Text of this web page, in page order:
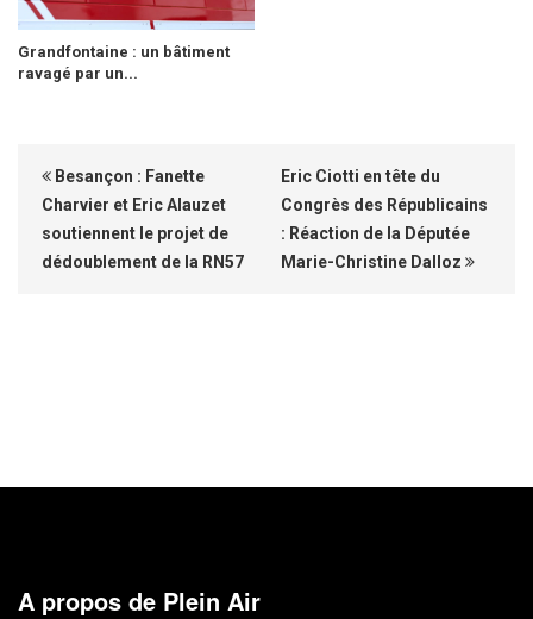
Grandfontaine : un bâtiment
ravagé par un...
Besançon : Fanette
Charvier et Eric Alauzet
soutiennent le projet de
dédoublement de la RN57
Eric Ciotti en tête du
Congrès des Républicains
: Réaction de la Députée
Marie-Christine Dalloz
A propos de Plein Air